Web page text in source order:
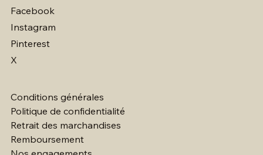
Conditions générales
Politique de confidentialité
Retrait des marchandises
Remboursement
Facebook
Instagram
Pinterest
X